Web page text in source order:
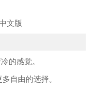
的感觉。
自由的选择。